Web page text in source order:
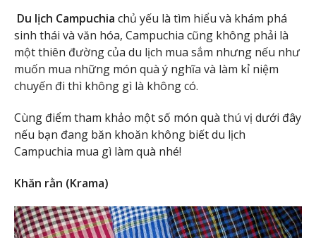
Du lịch Campuchia chủ yếu là tìm hiểu và khám phá
sinh thái và văn hóa, Campuchia cũng không phải là
một thiên đường của du lịch mua sắm nhưng nếu như
muốn mua những món quà ý nghĩa và làm kỉ niệm
chuyến đi thì không gì là không có.
Cùng điểm tham khảo một số món quà thú vị dưới đây
nếu bạn đang băn khoăn không biết du lịch
Campuchia mua gì làm quà nhé!
Khăn rằn (Krama)